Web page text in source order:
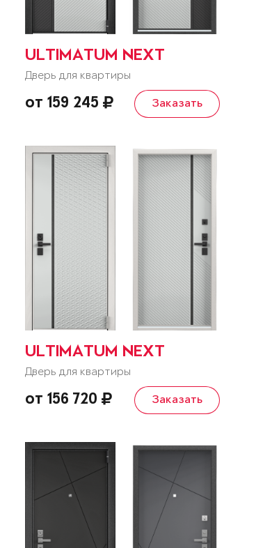
ULTIMATUM NEXT
Дверь для квартиры
от 159 245 Заказать
ULTIMATUM NEXT
Дверь для квартиры
от 156 720 Заказать